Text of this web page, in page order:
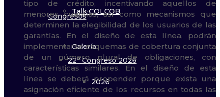
Talk COLCOB
Galería
2026
Congresos
22° Congreso 2026